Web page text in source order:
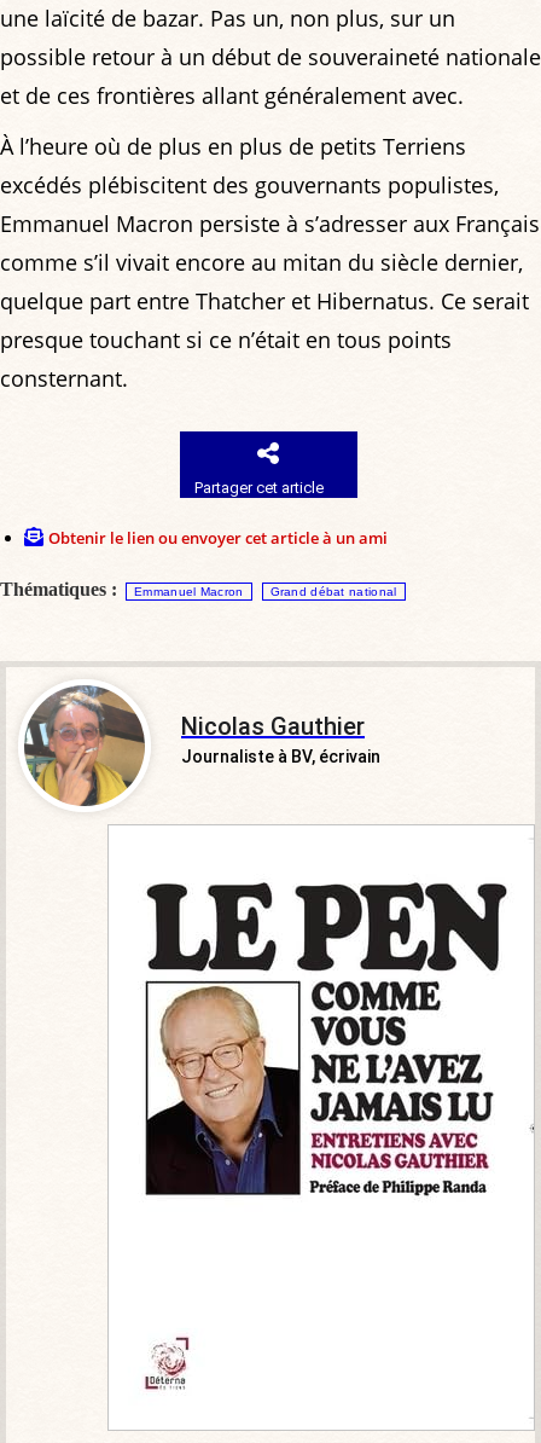
une laïcité de bazar. Pas un, non plus, sur un
possible retour à un début de souveraineté nationale
et de ces frontières allant généralement avec.
À l’heure où de plus en plus de petits Terriens
excédés plébiscitent des gouvernants populistes,
Emmanuel Macron persiste à s’adresser aux Français
comme s’il vivait encore au mitan du siècle dernier,
quelque part entre Thatcher et Hibernatus. Ce serait
presque touchant si ce n’était en tous points
consternant.
Partager cet article
Obtenir le lien ou envoyer cet article à un ami
Thématiques : Emmanuel Macron Grand débat national
Nicolas Gauthier
Journaliste à BV, écrivain